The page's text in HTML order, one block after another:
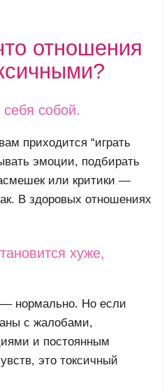
отношения
собой.
приходится “играть
эмоции, подбирать
или критики —
В здоровых отношениях
хуже,
нормально. Но если
с жалобами,
и постоянным
это токсичный